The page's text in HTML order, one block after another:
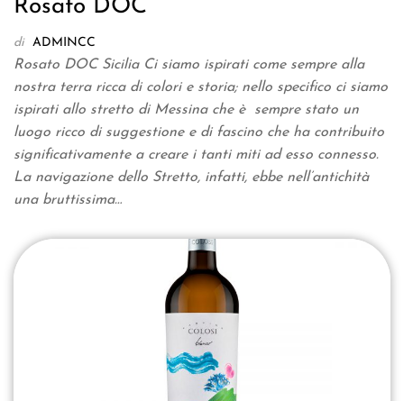
Rosato DOC
di ADMINCC
Rosato DOC Sicilia Ci siamo ispirati come sempre alla
nostra terra ricca di colori e storia; nello specifico ci siamo
ispirati allo stretto di Messina che è sempre stato un
luogo ricco di suggestione e di fascino che ha contribuito
significativamente a creare i tanti miti ad esso connesso.
La navigazione dello Stretto, infatti, ebbe nell’antichità
una bruttissima…